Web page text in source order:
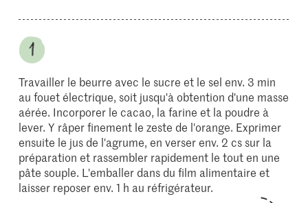
Travailler le beurre avec le sucre et le sel env. 3 min
au fouet électrique, soit jusqu'à obtention d'une masse
aérée. Incorporer le cacao, la farine et la poudre à
lever. Y râper finement le zeste de l'orange. Exprimer
ensuite le jus de l'agrume, en verser env. 2 cs sur la
préparation et rassembler rapidement le tout en une
pâte souple. L'emballer dans du film alimentaire et
laisser reposer env. 1 h au réfrigérateur.